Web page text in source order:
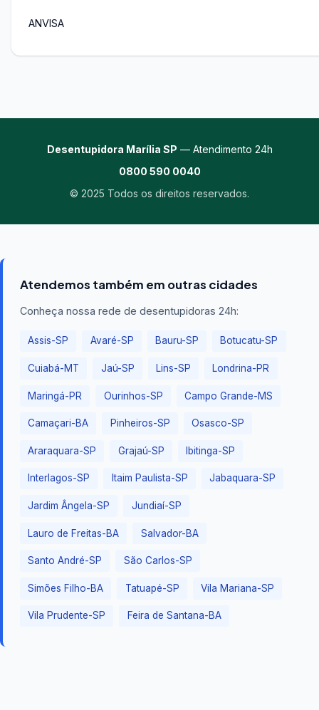
ANVISA
Desentupidora Marília SP — Atendimento 24h
0800 590 0040
© 2025 Todos os direitos reservados.
Atendemos também em outras cidades
Conheça nossa rede de desentupidoras 24h:
Assis-SP Avaré-SP Bauru-SP Botucatu-SP
Cuiabá-MT Jaú-SP Lins-SP Londrina-PR
Maringá-PR Ourinhos-SP Campo Grande-MS
Camaçari-BA Pinheiros-SP Osasco-SP
Araraquara-SP Grajaú-SP Ibitinga-SP
Interlagos-SP Itaim Paulista-SP Jabaquara-SP
Jardim Ângela-SP Jundiaí-SP
Lauro de Freitas-BA Salvador-BA
Santo André-SP São Carlos-SP
Simões Filho-BA Tatuapé-SP Vila Mariana-SP
Vila Prudente-SP Feira de Santana-BA